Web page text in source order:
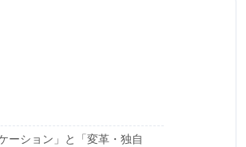
ーション」と「変革・独自